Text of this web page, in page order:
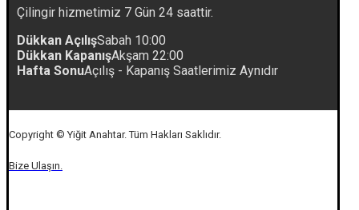
Çilingir hizmetimiz 7 Gün 24 saattir.
Dükkan AçılışSabah 10:00
Dükkan KapanışAkşam 22:00
Hafta SonuAçılış - Kapanış Saatlerimiz Aynıdır
Copyright © Yiğit Anahtar. Tüm Hakları Saklıdır.
Bize Ulaşın.